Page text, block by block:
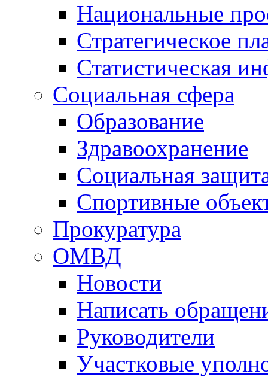
Национальные
Стратегическое
Статистическая
Социальная сфера
Образование
Здравоохранение
Социальная
Спортивные
Прокуратура
ОМВД
Новости
Написать
Руководители
Участковые